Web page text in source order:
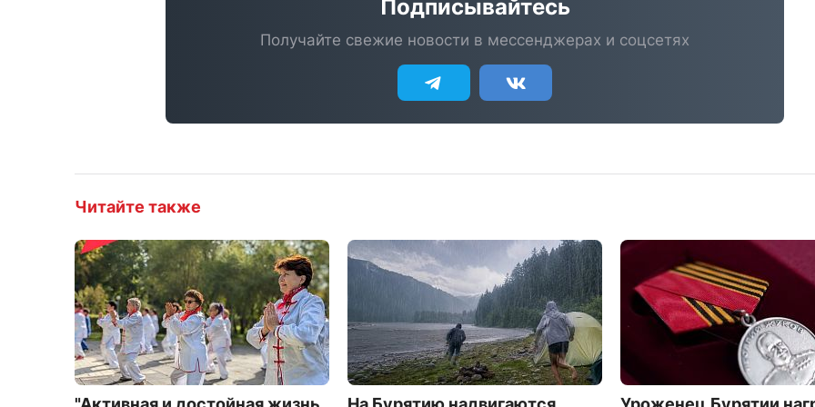
Подписывайтесь
Получайте свежие новости в мессенджерах и соцсетях
Читайте также